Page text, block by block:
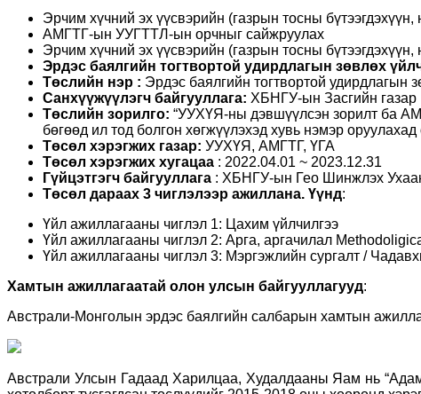
Эрчим хүчний эх үүсвэрийн (газрын тосны
АМГТГ-ын УУГТТЛ-ын орчныг сайжруулах
Эрчим хүчний эх үүсвэрийн (газрын тосны
Эрдэс баялгийн тогтвортой удирдлагын зөвлөх
Төслийн нэр : Эрдэс баялгийн тогтвортой удирдлагын
Санхүүжүүлэгч байгууллага: ХБНГУ-ын Засгийн газар
Төслийн зорилго: “УУХҮЯ-ны дэвшүүлсэн зорилт ба
бөгөөд ил тод болгон хөгжүүлэхэд хувь нэмэр
Төсөл хэрэгжих газар: УУХҮЯ, АМГТГ, ҮГА
Төсөл хэрэгжих хугацаа : 2022.04.01 ~ 2023.12.31
Гүйцэтгэгч байгууллага : ХБНГУ-ын Гео Шинжлэх
Төсөл дараах 3 чиглэлээр ажиллана. Үүнд:
Үйл ажиллагааны чиглэл 1: Цахим үйлчилгээ
Үйл ажиллагааны чиглэл 2: Арга, аргачилал
Үйл ажиллагааны чиглэл 3: Мэргэжлийн сургалт /
Хамтын ажиллагаатай олон улсын байгууллагууд:
Австрали-Монголын эрдэс баялгийн салбарын хамтын
Австрали Улсын Гадаад Харилцаа, Худалдааны Яам нь